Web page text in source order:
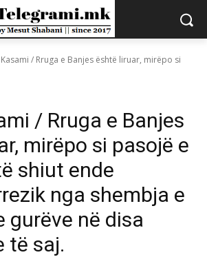
/ Rruga e Banjes është liruar, mirëpo si
/ Rruga e Banjes
mirëpo si pasojë e
shiut ende
nga shembja e
gurëve në disa
të saj.